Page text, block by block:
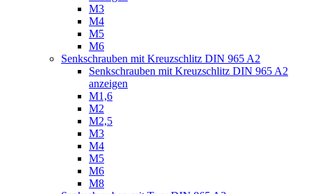
M3
M4
M5
M6
Senkschrauben mit Kreuzschlitz DIN 965 A2
Senkschrauben mit Kreuzschlitz DIN 965 A2
anzeigen
M1,6
M2
M2,5
M3
M4
M5
M6
M8